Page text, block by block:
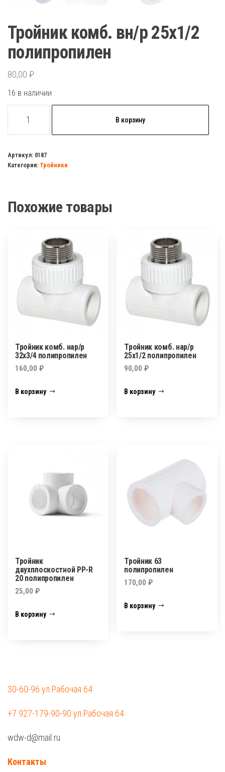
Тройник комб. вн/р 25х1/2
полипропилен
80,00 ₽
16 в наличии
товара
комб.
вн/
полипропилен
В корзину
Артикул: 0187
Категория: Тройники
Похожие товары
Тройник комб. нар/р
32х3/4 полипропилен
160,00 ₽
В корзину
Тройник комб. нар/р
25х1/2 полипропилен
90,00₽
В корзину
Тройник
двухплоскостной PP-R
20 полипропилен
25,00 ₽
В корзину
Тройник 63
полипропилен
170,00₽
В корзину
30-60-96 ул.Рабочая 64
+7 927-179-90-90 ул.Рабочая 64
wdw-d@mail.ru
Контакты